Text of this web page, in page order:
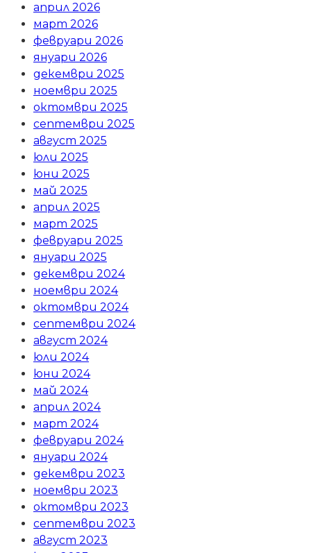
април 2026
март 2026
февруари 2026
януари 2026
декември 2025
ноември 2025
октомври 2025
септември 2025
август 2025
юли 2025
юни 2025
май 2025
април 2025
март 2025
февруари 2025
януари 2025
декември 2024
ноември 2024
октомври 2024
септември 2024
август 2024
юли 2024
юни 2024
май 2024
април 2024
март 2024
февруари 2024
януари 2024
декември 2023
ноември 2023
октомври 2023
септември 2023
август 2023